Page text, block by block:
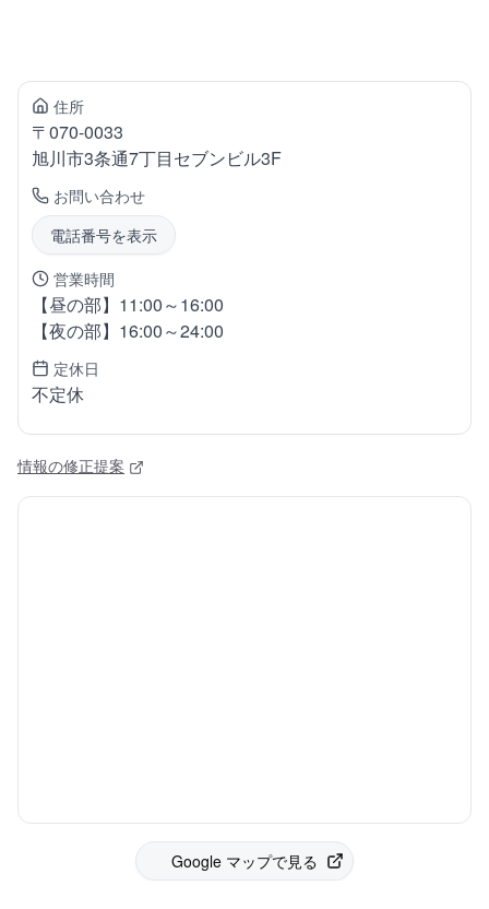
住所
〒070-0033
旭川市3条通7丁目セブンビル3F
お問い合わせ
電話番号を表示
営業時間
【昼の部】11:00～16:00
【夜の部】16:00～24:00
定休日
不定休
情報の修正提案
Google マップで見る